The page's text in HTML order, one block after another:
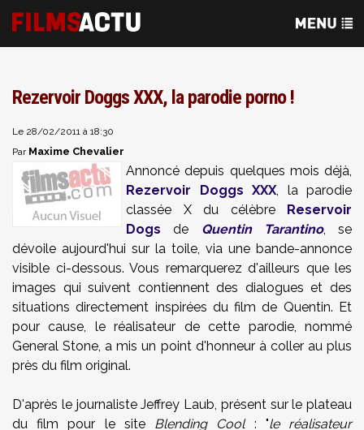
Rezervoir Doggs XXX, la parodie porno !
Le 28/02/2011 à 18:30
Par Maxime Chevalier
Annoncé depuis quelques mois déjà,
Rezervoir Doggs XXX, la parodie
classée X du célèbre Reservoir
Dogs de Quentin Tarantino, se
dévoile aujourd'hui sur la toile, via une bande-annonce
visible ci-dessous. Vous remarquerez d'ailleurs que les
images qui suivent contiennent des dialogues et des
situations directement inspirées du film de Quentin. Et
pour cause, le réalisateur de cette parodie, nommé
General Stone, a mis un point d'honneur à coller au plus
près du film original.
D'après le journaliste Jeffrey Laub, présent sur le plateau
du film pour le site Blending Cool: "le réalisateur